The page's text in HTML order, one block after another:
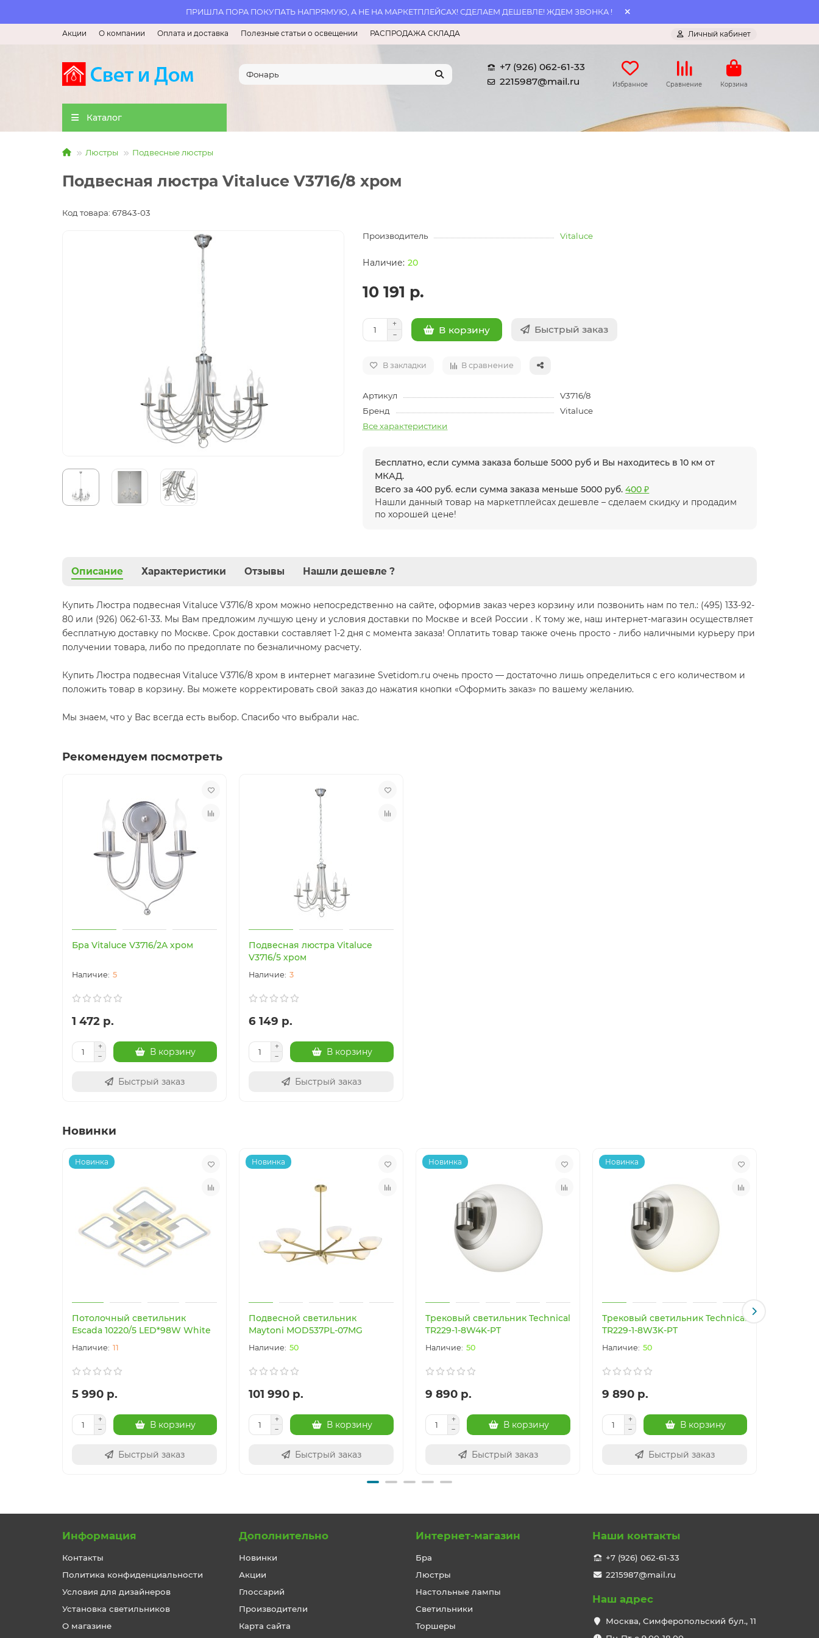
ПРИШЛА ПОРА ПОКУПАТЬ НАПРЯМУЮ, А НЕ НА МАРКЕТПЛЕЙСАХ! СДЕЛАЕМ ДЕШЕВЛЕ! ЖДЕМ ЗВОНКА !
Акции О компании Оплата и доставка Полезные статьи о освещении РАСПРОДАЖА СКЛАДА Личный кабинет
+7 (926) 062-61-33
2215987@mail.ru
Избранное Сравнение Корзина
Каталог
Люстры Подвесные люстры
Подвесная люстра Vitaluce V3716/8 хром
Код товара: 67843-03
Производитель Vitaluce
20
10 191 р.
В корзину Быстрый заказ
В закладки В сравнение
Артикул
V3716/8
Бренд
Vitaluce
Все характеристики
Бесплатно, если сумма заказа больше 5000 руб и Вы находитесь в 10 км от
МКАД.
Всего за 400 руб. если сумма заказа меньше 5000 руб.400 ₽
Нашли данный товар на маркетплейсах дешевле – сделаем скидку и продадим
по хорошей цене!
Описание Характеристики Отзывы Нашли дешевле ?
Купить Люстра подвесная Vitaluce V3716/8 хром можно непосредственно на сайте, оформив заказ через корзину или позвонить нам по тел.: (495) 133-92-
80 или (926) 062-61-33. Мы Вам предложим лучшую цену и условия доставки по Москве и всей России . К тому же, наш интернет-магазин осуществляет
бесплатную доставку по Москве. Срок доставки составляет 1-2 дня с момента заказа! Оплатить товар также очень просто - либо наличными курьеру при
получении товара, либо по предоплате по безналичному расчету.
Купить Люстра подвесная Vitaluce V3716/8 хром в интернет магазине Svetidom.ru очень просто — достаточно лишь определиться с его количеством и
положить товар в корзину. Вы можете корректировать свой заказ до нажатия кнопки «Оформить заказ» по вашему желанию.
Мы знаем, что у Вас всегда есть выбор. Спасибо что выбрали нас.
Рекомендуем посмотреть
Бра Vitaluce V3716/2A хром
5
1 472 р.
В корзину
Быстрый заказ
Подвесная люстра Vitaluce
V3716/5 хром
3
6 149 р.
В корзину
Быстрый заказ
Новинки
Новинка
Потолочный светильник
Escada 10220/5 LED*98W White
11
5 990 р.
В корзину
Быстрый заказ
Новинка
Подвесной светильник
Maytoni MOD537PL-07MG
50
101 990 р.
В корзину
Быстрый заказ
Новинка
Трековый светильник Technical
TR229-1-8W4K-PT
50
9 890 р.
В корзину
Быстрый заказ
Новинка
Трековый светильник Technical
TR229-1-8W3K-PT
50
9 890 р.
В корзину
Быстрый заказ
Информация
Контакты
Политика конфиденциальности
Условия для дизайнеров
Установка светильников
О магазине
Дополнительно
Новинки
Акции
Глоссарий
Производители
Карта сайта
Интернет-магазин
Бра
Люстры
Настольные лампы
Светильники
Торшеры
Наши контакты
+7 (926) 062-61-33
2215987@mail.ru
Наш адрес
Москва, Симферопольский бул., 11